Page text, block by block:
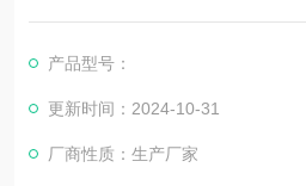
工生产过程中涉及多种酸性或碱性
油化工企业中，缓蚀阻垢剂被广泛
受腐蚀，并确保水体不产生水垢沉积
缓蚀阻垢剂还能够有效减少水处理设
产品型号：
更新时间：2024-10-31
厂商性质：生产厂家